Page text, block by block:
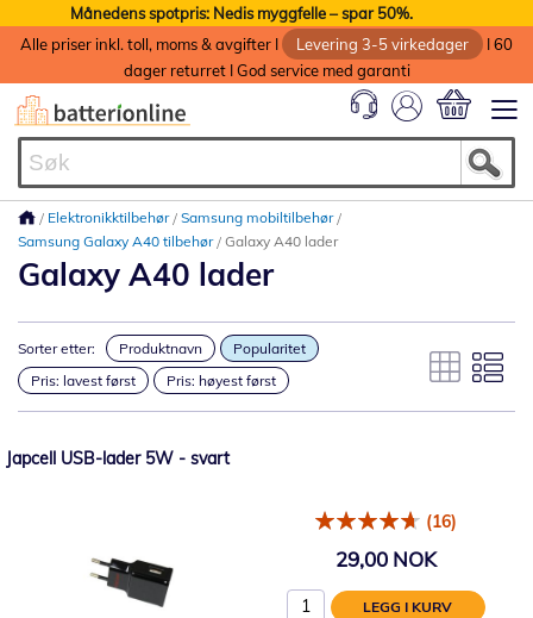
Månedens spotpris: Nedis myggfelle – spar 50%.
Alle priser inkl. toll, moms & avgifter I
Levering 3-5 virkedager
I 60
dager returret I God service med garanti
Elektronikktilbehør Samsung mobiltilbehør
Samsung Galaxy A40 tilbehør Galaxy A40 lader
Galaxy A40 lader
Sorter etter: Produktnavn
Popularitet
Pris: lavest først
Pris: høyest først
Japcell USB-lader 5W - svart
(16)
29,00 NOK
LEGG I KURV